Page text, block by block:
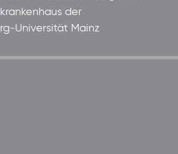
der
Universität Mainz